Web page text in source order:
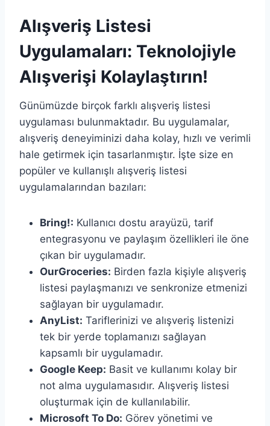
Alışveriş Listesi
Uygulamaları: Teknolojiyle
Alışverişi Kolaylaştırın!
Günümüzde birçok farklı alışveriş listesi
uygulaması bulunmaktadır. Bu uygulamalar,
alışveriş deneyiminizi daha kolay, hızlı ve verimli
hale getirmek için tasarlanmıştır. İşte size en
popüler ve kullanışlı alışveriş listesi
uygulamalarından bazıları:
Bring!: Kullanıcı dostu arayüzü, tarif
entegrasyonu ve paylaşım özellikleri ile öne
çıkan bir uygulamadır.
OurGroceries: Birden fazla kişiyle alışveriş
listesi paylaşmanızı ve senkronize etmenizi
sağlayan bir uygulamadır.
AnyList: Tariflerinizi ve alışveriş listenizi
tek bir yerde toplamanızı sağlayan
kapsamlı bir uygulamadır.
Google Keep: Basit ve kullanımı kolay bir
not alma uygulamasıdır. Alışveriş listesi
oluşturmak için de kullanılabilir.
Microsoft To Do: Görev yönetimi ve